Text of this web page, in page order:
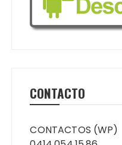
CONTACTO
CONTACTOS (WP)